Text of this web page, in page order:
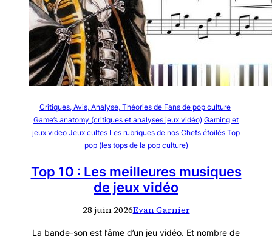
Critiques, Avis, Analyse, Théories de Fans de pop culture
Game’s anatomy (critiques et analyses jeux vidéo) Gaming et
jeux video Jeux cultes Les rubriques de nos Chefs étoilés Top
pop (les tops de la pop culture)
Top 10 : Les meilleures musiques
de jeux vidéo
28 juin 2026Evan Garnier
La bande-son est l’âme d’un jeu vidéo. Et nombre de